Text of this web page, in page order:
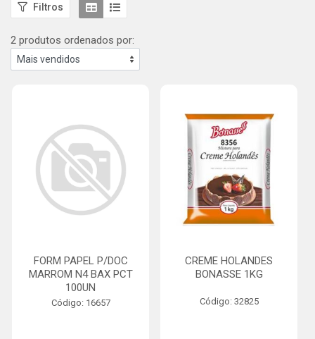
Filtros
2 produtos ordenados por:
FORM PAPEL P/DOC
MARROM N4 BAX PCT
100UN
Código: 16657
CREME HOLANDES
BONASSE 1KG
Código: 32825